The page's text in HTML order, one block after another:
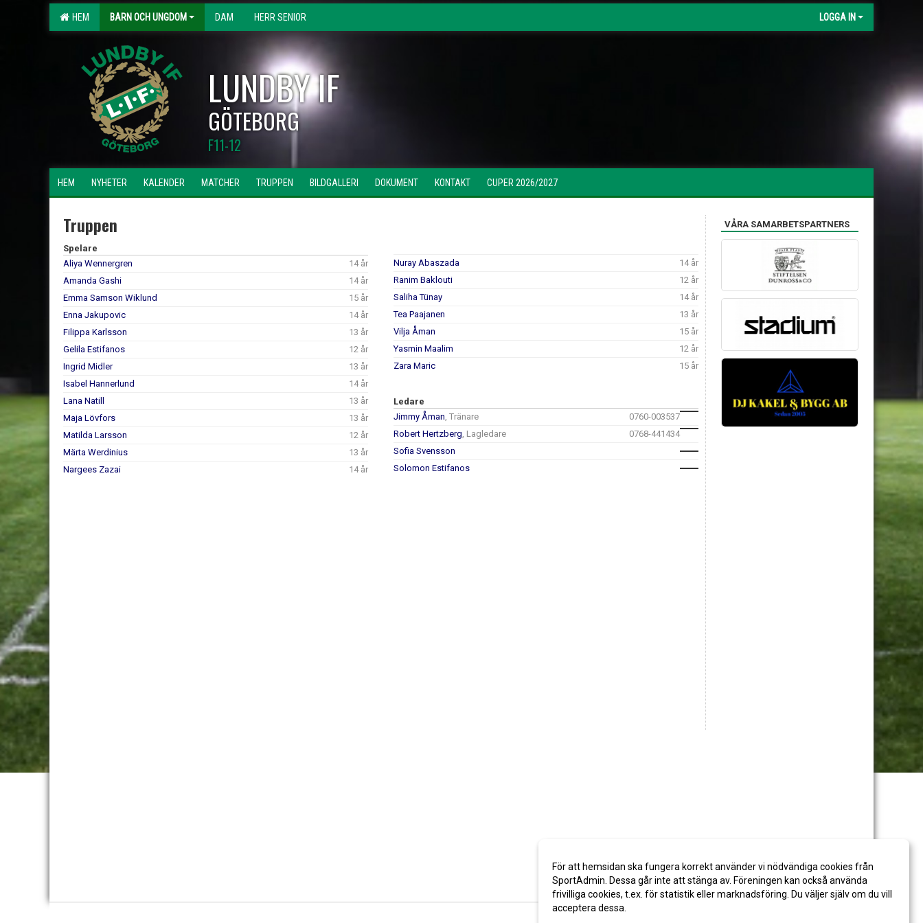
HEM BARN OCH UNGDOM DAM HERR SENIOR LOGGA IN
LUNDBY IF
GÖTEBORG
F11-12
HEM NYHETER KALENDER MATCHER TRUPPEN BILDGALLERI DOKUMENT KONTAKT CUPER 2026/2027
Truppen
Spelare
Aliya Wennergren
14 år
Amanda Gashi
14 år
Emma Samson Wiklund
15 år
Enna Jakupovic
14 år
Filippa Karlsson
13 år
Gelila Estifanos
12 år
Ingrid Midler
13 år
Isabel Hannerlund
14 år
Lana Natill
13 år
Maja Lövfors
13 år
Matilda Larsson
12 år
Märta Werdinius
13 år
Nargees Zazai
14 år
Nuray Abaszada
14 år
Ranim Baklouti
12 år
Saliha Tünay
14 år
Tea Paajanen
13 år
Vilja Åman
15 år
Yasmin Maalim
12 år
Zara Maric
15 år
Ledare
Jimmy Åman, Tränare
0760-003537
Robert Hertzberg, Lagledare
0768-441434
Sofia Svensson
Solomon Estifanos
VÅRA SAMARBETSPARTNERS
För att hemsidan ska fungera korrekt använder vi nödvändiga cookies från
SportAdmin. Dessa går inte att stänga av. Föreningen kan också använda
frivilliga cookies, t.ex. för statistik eller marknadsföring. Du väljer själv om du vill
acceptera dessa.